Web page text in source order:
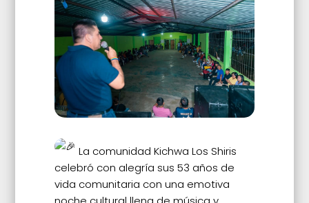
La comunidad Kichwa Los Shiris
celebró con alegría sus 53 años de
vida comunitaria con una emotiva